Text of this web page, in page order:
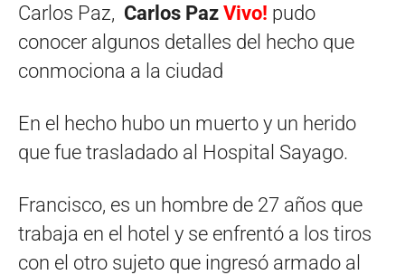
Carlos Paz, Carlos Paz Vivo! pudo
conocer algunos detalles del hecho que
conmociona a la ciudad
En el hecho hubo un muerto y un herido
que fue trasladado al Hospital Sayago.
Francisco, es un hombre de 27 años que
trabaja en el hotel y se enfrentó a los tiros
con el otro sujeto que ingresó armado al